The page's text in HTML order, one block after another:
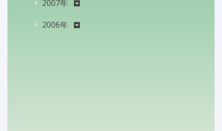
2007年
2006年